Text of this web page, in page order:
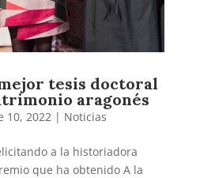
tesis doctoral
aragonés
10, 2022 | Noticias
a la historiadora
que ha obtenido A la